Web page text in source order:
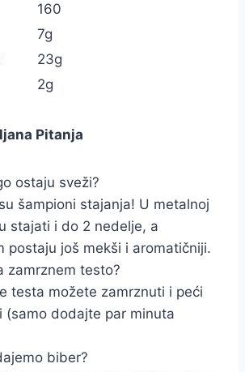
160
7g
23g
2g
Pitanja
ostaju sveži?
šampioni stajanja! U metalnoj
stajati i do 2 nedelje, a
postaju još mekši i aromatičniji.
zamrznem testo?
testa možete zamrznuti i peći
(samo dodajte par minuta
biber?